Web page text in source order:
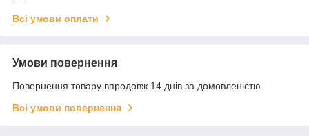
Всі умови оплати
Умови повернення
Повернення товару впродовж 14 днів за домовленістю
Всі умови повернення